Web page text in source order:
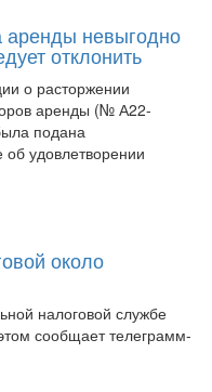
аренды невыгодно
отклонить
о расторжении
аренды (№ А22-
подана
удовлетворении
около
налоговой службе
сообщает телеграмм-